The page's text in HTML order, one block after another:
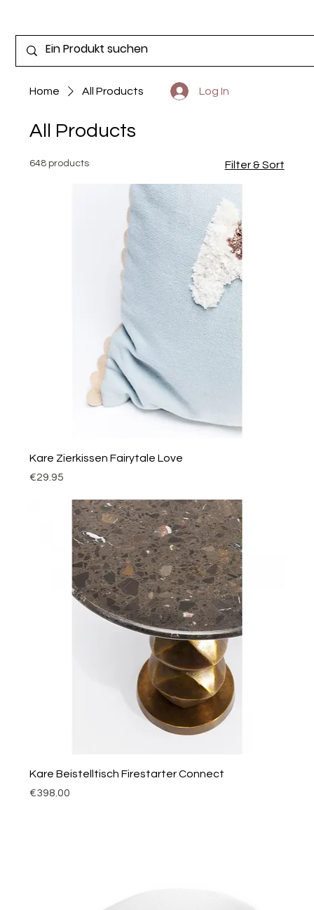
Home All Products
All Products
648 products Filter & Sort
Kare Zierkissen Fairytale Love
Price
€29.95
Kare Beistelltisch Firestarter Connect
Price
€398.00
Log In